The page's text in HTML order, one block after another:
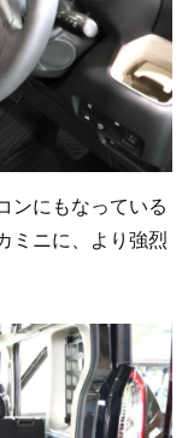
ンにもなっている
ミニに、より強烈